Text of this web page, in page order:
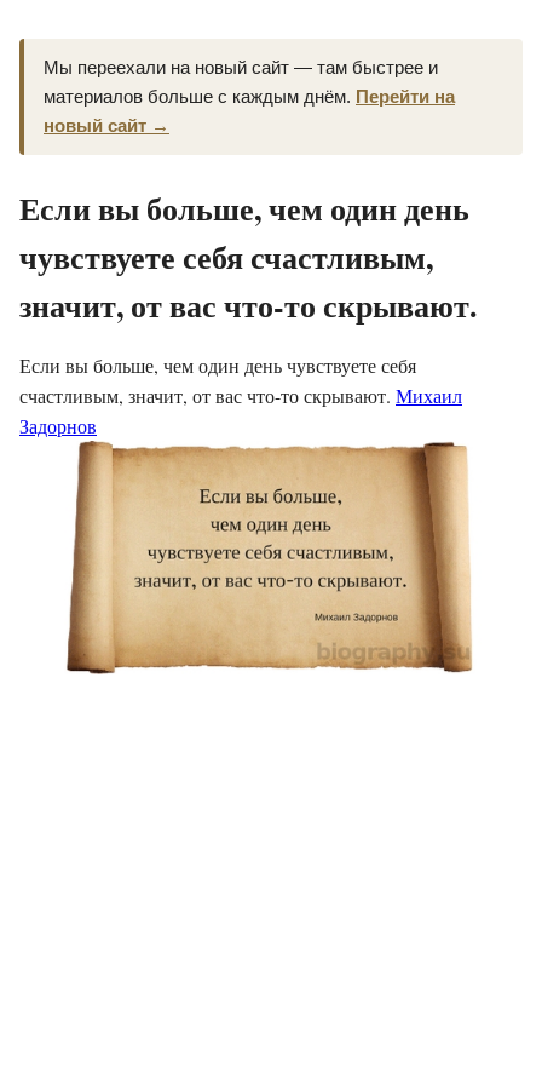
Мы переехали на новый сайт — там быстрее и
материалов больше с каждым днём. Перейти на
новый сайт →
Если вы больше, чем один день
чувствуете себя счастливым,
значит, от вас что-то скрывают.
Если вы больше, чем один день чувствуете себя
счастливым, значит, от вас что-то скрывают. Михаил
Задорнов